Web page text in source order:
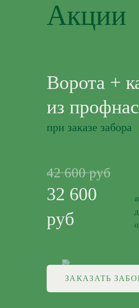
Акции
Ворота +
из
при заказе забора
42 600 руб
32 600
руб
ЗАКАЗАТЬ